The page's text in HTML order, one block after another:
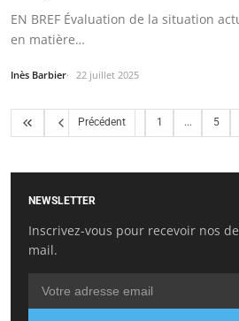
EN BREF Évaluation de la situation
en matière…
Inès Barbier 22 juillet 2025
Précédent 1 ... 5
NEWSLETTER
Inscrivez-vous pour recevoir nos
mail.